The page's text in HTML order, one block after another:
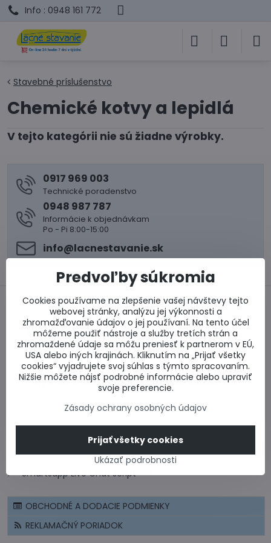
Info : 0948 161 772
Stavebné príslušenstvo
Chemické kotvy a lepidlá
0917 969 003
Technické poradenstvo
0948 987 787
Informácie k objednávkam
Po - Pi 8:00-15:00
info​@lacnestavanie​.sk
Bezpečný nákup Najlepšie ceny
Rýchlo a včas Celé Slovensko
CERTIFIKÁT - BEZPEČNÝ NÁKUP
CENOVÉ PONUKY A VÝPOČTY
!-- Smartsupp Live Chat script -->
OBCHODNÉ A DODACIE PODMIENKY
REKLAMAČNÝ PORIADOK
Predvoľby súkromia
Cookies používame na zlepšenie vašej návštevy tejto
webovej stránky, analýzu jej výkonnosti a
zhromažďovanie údajov o jej používaní. Na tento účel
môžeme použiť nástroje a služby tretích strán a
zhromaždené údaje sa môžu preniesť k partnerom v EÚ,
USA alebo iných krajinách. Kliknutím na „Prijať všetky
cookies“ vyjadrujete svoj súhlas s týmto spracovaním.
Nižšie môžete nájsť podrobné informácie alebo upraviť
svoje preferencie.
Zásady ochrany osobných údajov
Ukázať podrobnosti
Prijať všetky cookies